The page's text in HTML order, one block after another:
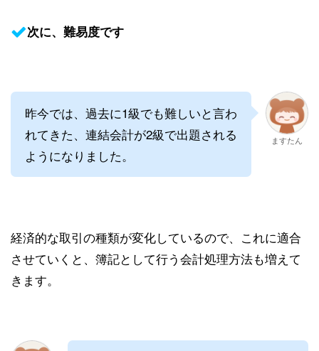
次に、難易度です
昨今では、過去に1級でも難しいと言わ
れてきた、連結会計が2級で出題される
ようになりました。
ますたん
経済的な取引の種類が変化しているので、これに適合
させていくと、簿記として行う会計処理方法も増えて
きます。